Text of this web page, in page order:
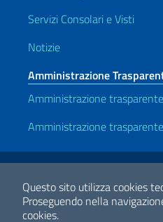
Questo sito utilizza cookies
Proseguendo nella
cookies.
Servizi Consolari e Visti
Notizie
Amministrazione
Amministrazione
Amministrazione
Link Utili